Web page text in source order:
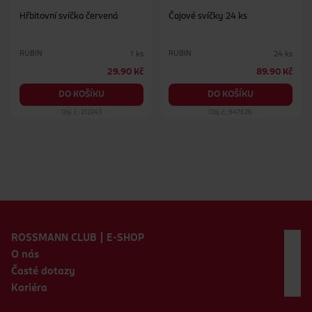
Hřbitovní svíčka červená
RUBIN 1 ks
29.90 Kč
DO KOŠÍKU
Obj. č.: 212243
Čajové svíčky 24 ks
RUBIN 24 ks
89.90 Kč
DO KOŠÍKU
Obj. č.: 947626
ROSSMANN CLUB | E-SHOP
O nás
Časté dotazy
Kariéra